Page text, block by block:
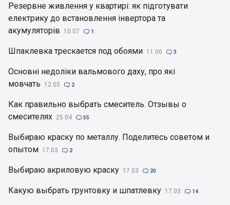
Резервне живлення у квартирі: як підготувати
електрику до встановлення інвертора та
акумуляторів
10.07  1
Шпаклевка трескается под обоями 11.06  3
Основні недоліки вальмового даху, про які
мовчать
12.05  2
Как правильно выбрать смеситель. Отзывы о
смесителях 25.04  55
Выбираю краску по металлу. Поделитесь советом и
опытом 17.03  2
Выбираю акриловую краску 17.03  20
Какую выбрать грунтовку и шпатлевку 17.03  14